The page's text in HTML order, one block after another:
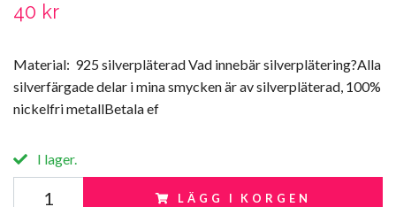
40 kr
Material: 925 silverpläterad Vad innebär silverplätering?Alla
silverfärgade delar i mina smycken är av silverpläterad, 100%
nickelfri metallBetala ef
I lager.
LÄGG I KORGEN